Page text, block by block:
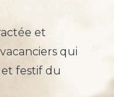
et
qui
festif du